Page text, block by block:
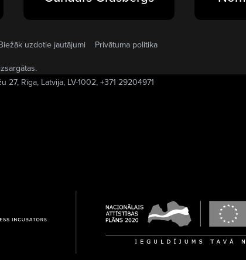
uzdotie jautājumi
Privātuma politika
27, Rīga, Latvija, LV-1002, +371 29204971